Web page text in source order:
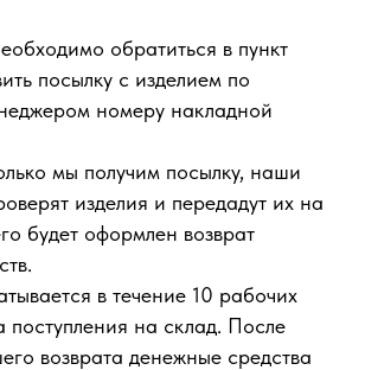
обратиться в пункт
посылку с изделием по
номеру накладной
мы получим посылку, наши
изделия и передадут их на
будет оформлен возврат
в течение 10 рабочих
поступления на склад. После
возврата денежные средства